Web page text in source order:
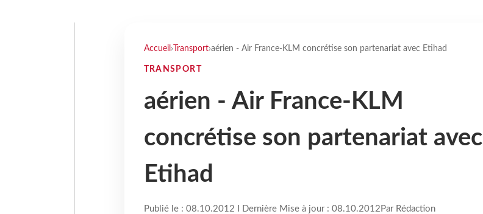
Accueil › Transport›aérien - Air France-KLM concrétise son partenariat avec Etihad
TRANSPORT
aérien - Air France-KLM
concrétise son partenariat avec
Etihad
Publié le : 08.10.2012 I Dernière Mise à jour : 08.10.2012 Par Rédaction